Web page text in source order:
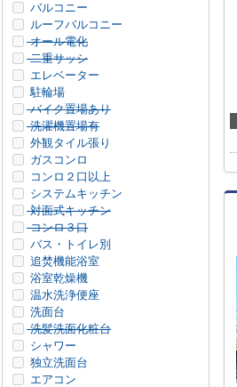
バルコニー
ルーフバルコニー
オール電化
二重サッシ
エレベーター
駐輪場
バイク置場あり
洗濯機置場有
外観タイル張り
ガスコンロ
コンロ２口以上
システムキッチン
対面式キッチン
コンロ３口
バス・トイレ別
追焚機能浴室
浴室乾燥機
温水洗浄便座
洗面台
洗髪洗面化粧台
シャワー
独立洗面台
エアコン